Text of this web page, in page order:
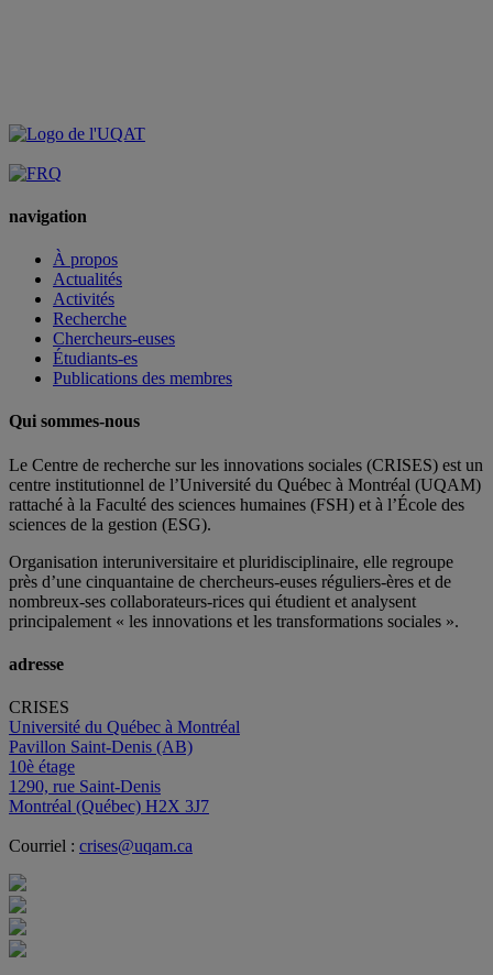
navigation
À propos
Actualités
Activités
Recherche
Chercheurs-euses
Étudiants-es
Publications des membres
Qui sommes-nous
Le Centre de recherche sur les innovations sociales (CRISES) est un
centre institutionnel de l’Université du Québec à Montréal (UQAM)
rattaché à la Faculté des sciences humaines (FSH) et à l’École des
sciences de la gestion (ESG).
Organisation interuniversitaire et pluridisciplinaire, elle regroupe
près d’une cinquantaine de chercheurs-euses réguliers-ères et de
nombreux-ses collaborateurs-rices qui étudient et analysent
principalement « les innovations et les transformations sociales ».
adresse
CRISES
Université du Québec à Montréal
Pavillon Saint-Denis (AB)
10è étage
1290, rue Saint-Denis
Montréal (Québec) H2X 3J7
Courriel : crises@uqam.ca